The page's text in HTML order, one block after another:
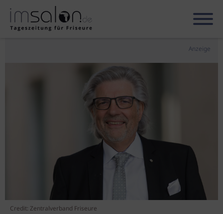
Anzeige
Credit: Zentralverband Friseure